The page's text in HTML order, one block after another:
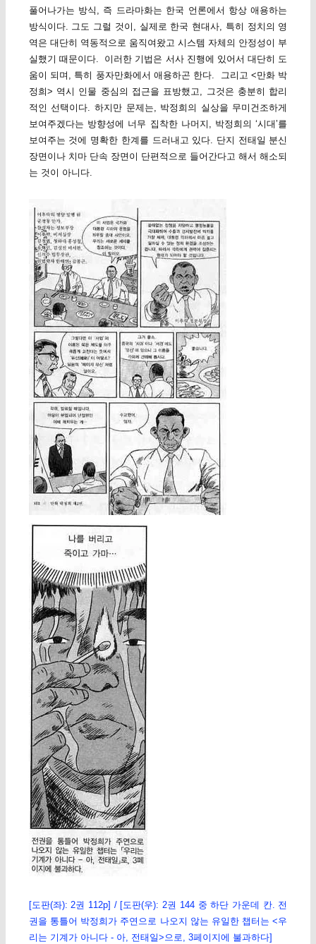
풀어나가는 방식, 즉 드라마화는 한국 언론에서 항상 애용하는
방식이다. 그도 그럴 것이, 실제로 한국 현대사, 특히 정치의 영
역은 대단히 역동적으로 움직여왔고 시스템 자체의 안정성이 부
실했기 때문이다. 이러한 기법은 서사 진행에 있어서 대단히 도
움이 되며, 특히 풍자만화에서 애용하곤 한다. 그리고 <만화 박
정희> 역시 인물 중심의 접근을 표방했고, 그것은 충분히 합리
적인 선택이다. 하지만 문제는, 박정희의 실상을 무미건조하게
보여주겠다는 방향성에 너무 집착한 나머지, 박정희의 ‘시대’를
보여주는 것에 명확한 한계를 드러내고 있다. 단지 전태일 분신
장면이나 치마 단속 장면이 단편적으로 들어간다고 해서 해소되
는 것이 아니다.
[도판(좌): 2권 112p] / [도판(우): 2권 144 중 하단 가운데 칸. 전
권을 통틀어 박정희가 주연으로 나오지 않는 유일한 챕터는 <우
리는 기계가 아니다 - 아, 전태일>으로, 3페이지에 불과하다]